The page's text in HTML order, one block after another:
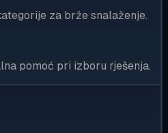
za brže snalaženje.
pomoć pri izboru rješenja.